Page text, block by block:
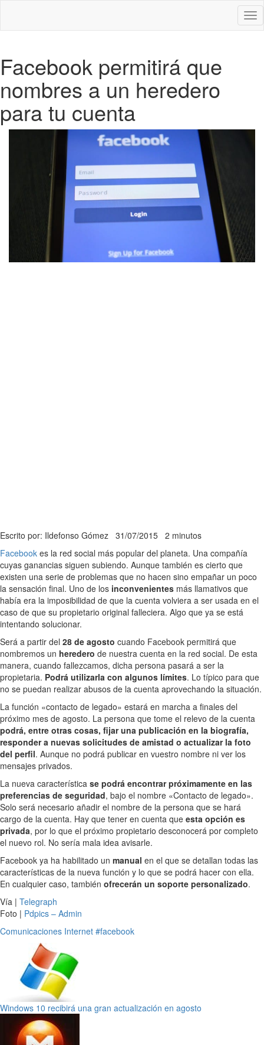
Facebook permitirá que
nombres a un heredero
para tu cuenta
Escrito por: Ildefonso Gómez 31/07/2015 2 minutos
Facebook es la red social más popular del planeta. Una compañía
cuyas ganancias siguen subiendo. Aunque también es cierto que
existen una serie de problemas que no hacen sino empañar un poco
la sensación final. Uno de los inconvenientes más llamativos que
había era la imposibilidad de que la cuenta volviera a ser usada en el
caso de que su propietario original falleciera. Algo que ya se está
intentando solucionar.
Será a partir del 28 de agosto cuando Facebook permitirá que
nombremos un heredero de nuestra cuenta en la red social. De esta
manera, cuando fallezcamos, dicha persona pasará a ser la
propietaria. Podrá utilizarla con algunos límites. Lo típico para que
no se puedan realizar abusos de la cuenta aprovechando la situación.
La función «contacto de legado» estará en marcha a finales del
próximo mes de agosto. La persona que tome el relevo de la cuenta
podrá, entre otras cosas, fijar una publicación en la biografía,
responder a nuevas solicitudes de amistad o actualizar la foto
del perfil. Aunque no podrá publicar en vuestro nombre ni ver los
mensajes privados.
La nueva característica se podrá encontrar próximamente en las
preferencias de seguridad, bajo el nombre «Contacto de legado».
Solo será necesario añadir el nombre de la persona que se hará
cargo de la cuenta. Hay que tener en cuenta que esta opción es
privada, por lo que el próximo propietario desconocerá por completo
el nuevo rol. No sería mala idea avisarle.
Facebook ya ha habilitado un manual en el que se detallan todas las
características de la nueva función y lo que se podrá hacer con ella.
En cualquier caso, también ofrecerán un soporte personalizado.
Vía | Telegraph
Foto | Pdpics – Admin
Comunicaciones Internet #facebook
Windows 10 recibirá una gran actualización en agosto